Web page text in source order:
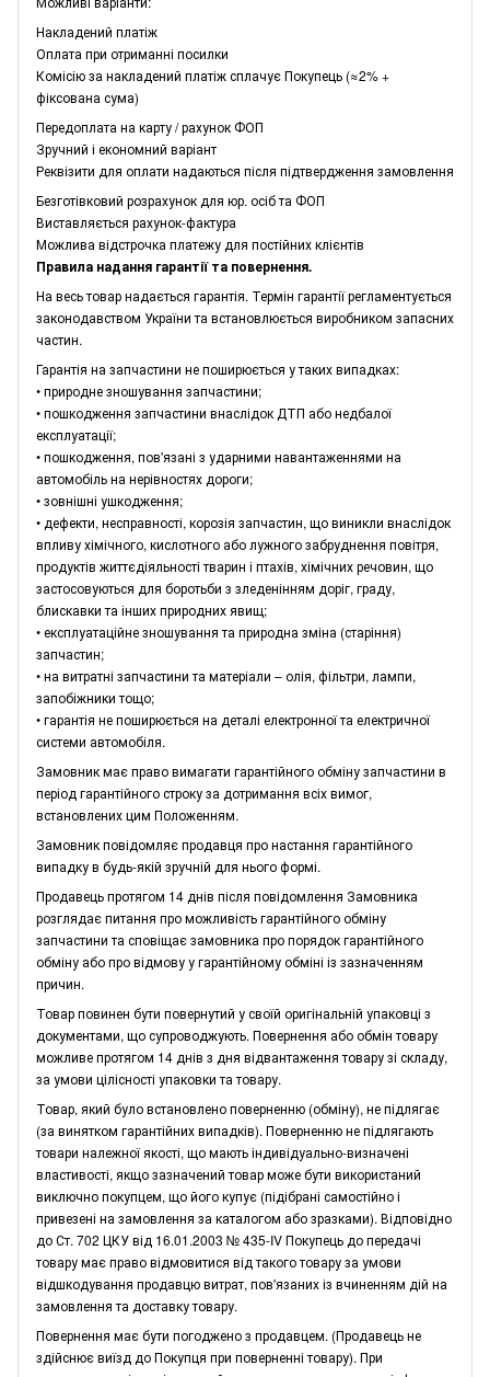
Накладений платіж
Оплата при отриманні посилки
Комісію за накладений платіж сплачує Покупець (≈2% +
фіксована сума)
Передоплата на карту / рахунок ФОП
Зручний і економний варіант
Реквізити для оплати надаються після підтвердження замовлення
Безготівковий розрахунок для юр. осіб та ФОП
Виставляється рахунок-фактура
Можлива відстрочка платежу для постійних клієнтів
Правила надання гарантії та повернення.
На весь товар надається гарантія. Термін гарантії регламентується
законодавством України та встановлюється виробником запасних
частин.
Гарантія на запчастини не поширюється у таких випадках:
• природне зношування запчастини;
• пошкодження запчастини внаслідок ДТП або недбалої
експлуатації;
• пошкодження, пов'язані з ударними навантаженнями на
автомобіль на нерівностях дороги;
• зовнішні ушкодження;
• дефекти, несправності, корозія запчастин, що виникли внаслідок
впливу хімічного, кислотного або лужного забруднення повітря,
продуктів життєдіяльності тварин і птахів, хімічних речовин, що
застосовуються для боротьби з зледенінням доріг, граду,
блискавки та інших природних явищ;
• експлуатаційне зношування та природна зміна (старіння)
запчастин;
• на витратні запчастини та матеріали – олія, фільтри, лампи,
запобіжники тощо;
• гарантія не поширюється на деталі електронної та електричної
системи автомобіля.
Замовник має право вимагати гарантійного обміну запчастини в
період гарантійного строку за дотримання всіх вимог,
встановлених цим Положенням.
Замовник повідомляє продавця про настання гарантійного
випадку в будь-якій зручній для нього формі.
Продавець протягом 14 днів після повідомлення Замовника
розглядає питання про можливість гарантійного обміну
запчастини та сповіщає замовника про порядок гарантійного
обміну або про відмову у гарантійному обміні із зазначенням
причин.
Товар повинен бути повернутий у своїй оригінальній упаковці з
документами, що супроводжують. Повернення або обмін товару
можливе протягом 14 днів з дня відвантаження товару зі складу,
за умови цілісності упаковки та товару.
Товар, який було встановлено поверненню (обміну), не підлягає
(за винятком гарантійних випадків). Поверненню не підлягають
товари належної якості, що мають індивідуально-визначені
властивості, якщо зазначений товар може бути використаний
виключно покупцем, що його купує (підібрані самостійно і
привезені на замовлення за каталогом або зразками). Відповідно
до Ст. 702 ЦКУ від 16.01.2003 № 435-IV Покупець до передачі
товару має право відмовитися від такого товару за умови
відшкодування продавцю витрат, пов'язаних із вчиненням дій на
замовлення та доставку товару.
Повернення має бути погоджено з продавцем. (Продавець не
здійснює виїзд до Покупця при поверненні товару). При